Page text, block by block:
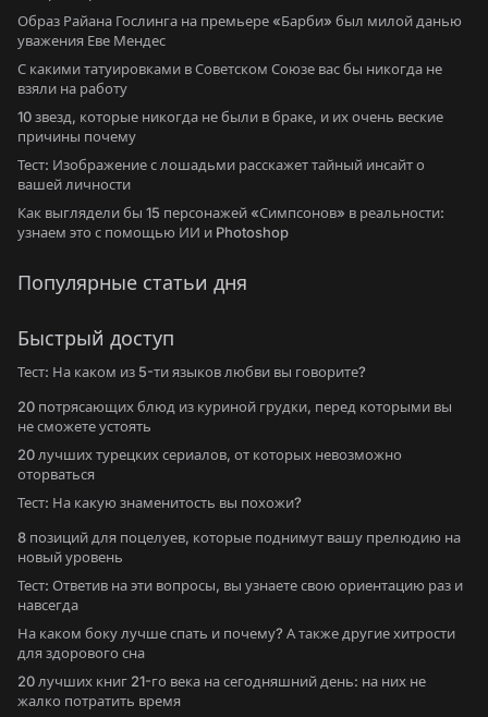
Образ Райана Гослинга на премьере «Барби» был милой данью
уважения Еве Мендес
С какими татуировками в Советском Союзе вас бы никогда не
взяли на работу
10 звезд, которые никогда не были в браке, и их очень веские
причины почему
Тест: Изображение с лошадьми расскажет тайный инсайт о
вашей личности
Как выглядели бы 15 персонажей «Симпсонов» в реальности:
узнаем это с помощью ИИ и Photoshop
Популярные статьи дня
Быстрый доступ
Тест: На каком из 5-ти языков любви вы говорите?
20 потрясающих блюд из куриной грудки, перед которыми вы
не сможете устоять
20 лучших турецких сериалов, от которых невозможно
оторваться
Тест: На какую знаменитость вы похожи?
8 позиций для поцелуев, которые поднимут вашу прелюдию на
новый уровень
Тест: Ответив на эти вопросы, вы узнаете свою ориентацию раз и
навсегда
На каком боку лучше спать и почему? А также другие хитрости
для здорового сна
20 лучших книг 21-го века на сегодняшний день: на них не
жалко потратить время